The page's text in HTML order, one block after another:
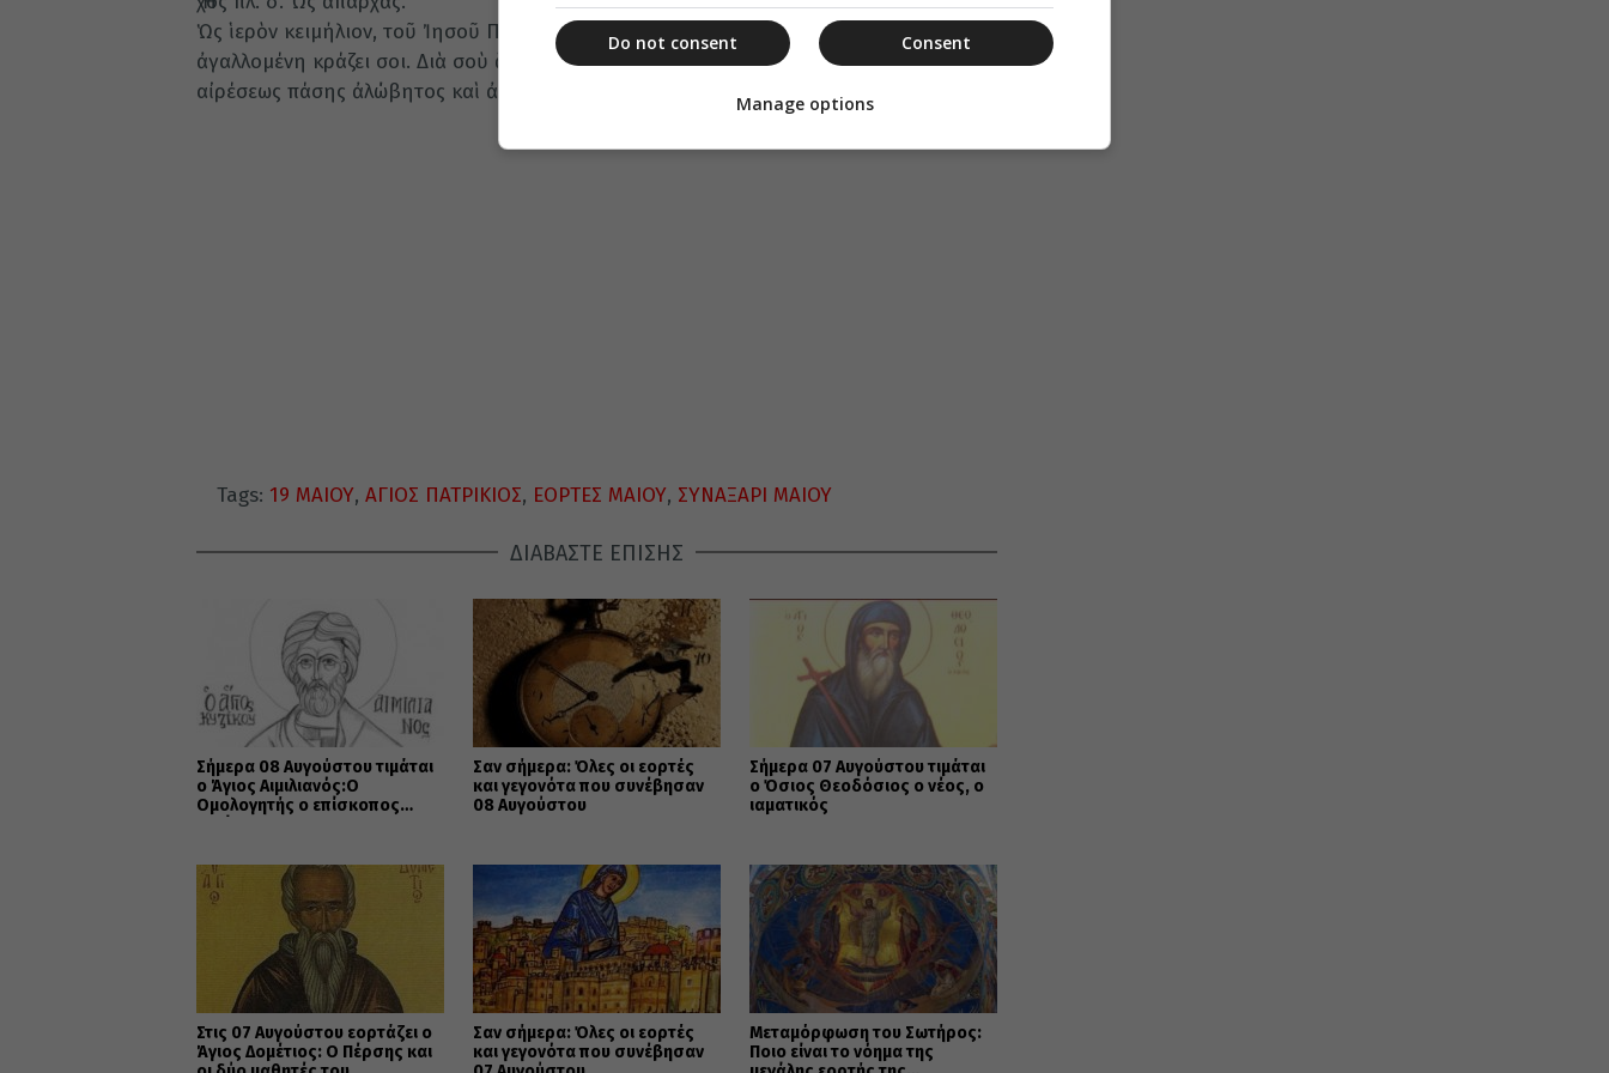
Ὡς ἱερὸν κειμήλιον, τοῦ Ἰησοῦ Πατρίκιε, ἡ Ἐκκλησία λαβοῦσα τὸ σῶμά σου,
ἀγαλλομένη κράζει σοι. Διὰ σοὺ ἅπας κόσμος, ἐν εἰρήνῃ βαθεία διαφυλάττεται, ἐξ
αἰρέσεως πάσης ἀλώβητος καὶ ἀήττητος.
Tags: 19 ΜΑΙΟΥ, ΑΓΙΟΣ ΠΑΤΡΙΚΙΟΣ, ΕΟΡΤΕΣ ΜΑΙΟΥ, ΣΥΝΑΞΑΡΙ ΜΑΙΟΥ
ΔΙΑΒΑΣΤΕ ΕΠΙΣΗΣ
Σήμερα 08 Αυγούστου τιμάται
ο Άγιος Αιμιλιανός:Ο
Ομολογητής ο επίσκοπος
Σαν σήμερα: Όλες οι εορτές
και γεγονότα που συνέβησαν
08 Αυγούστου
Σήμερα 07 Αυγούστου τιμάται
ο Όσιος Θεοδόσιος ο νέος, ο
ιαματικός
Στις 07 Αυγούστου εορτάζει ο
Άγιος Δομέτιος: Ο Πέρσης και
Σαν σήμερα: Όλες οι εορτές
και γεγονότα που συνέβησαν
Μεταμόρφωση του Σωτήρος:
Ποιο είναι το νόημα της
Consent
Do not consent
Manage options